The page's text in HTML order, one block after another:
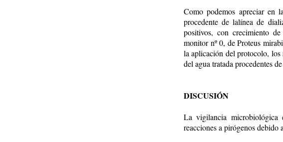
Como podemos apreciar en
procedente de lalínea de
positivos, con crecimiento
monitor nº 0, de Proteus
la aplicación del protocolo, los
del agua tratada procedentes
DISCUSIÓN
La vigilancia microbiológica
reacciones a pirógenos